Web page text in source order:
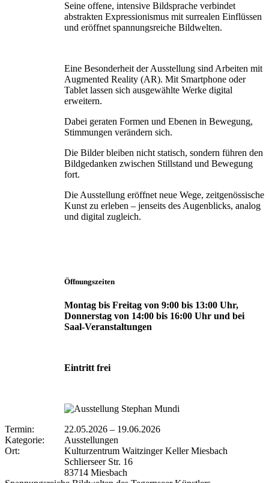
Seine offene, intensive Bildsprache verbindet
abstrakten Expressionismus mit surrealen Einflüssen
und eröffnet spannungsreiche Bildwelten.
Eine Besonderheit der Ausstellung sind Arbeiten mit
Augmented Reality (AR). Mit Smartphone oder
Tablet lassen sich ausgewählte Werke digital
erweitern.
Dabei geraten Formen und Ebenen in Bewegung,
Stimmungen verändern sich.
Die Bilder bleiben nicht statisch, sondern führen den
Bildgedanken zwischen Stillstand und Bewegung
fort.
Die Ausstellung eröffnet neue Wege, zeitgenössische
Kunst zu erleben – jenseits des Augenblicks, analog
und digital zugleich.
Öffnungszeiten
Montag bis Freitag von 9:00 bis 13:00 Uhr,
Donnerstag von 14:00 bis 16:00 Uhr und bei
Saal-Veranstaltungen
Eintritt frei
Termin: 22.05.2026 – 19.06.2026
Kategorie:
Ausstellungen
Ort:
Kulturzentrum Waitzinger Keller Miesbach
Schlierseer Str. 16
83714 Miesbach